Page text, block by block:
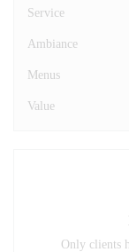
Service
Ambiance
Menus
Value
Only clients